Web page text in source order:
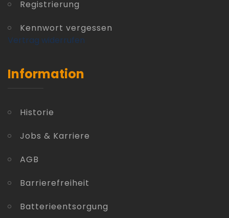
Registrierung
Kennwort vergessen
Vertrag widerrufen
Information
Historie
Jobs & Karriere
AGB
Barrierefreiheit
Batterieentsorgung